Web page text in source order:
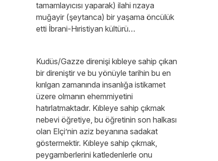
tamamlayıcısı yaparak) ilahi rızaya
muğayir (şeytanca) bir yaşama öncülük
etti İbrani-Hıristiyan kültürü…
Kudüs/Gazze direnişi kıbleye sahip çıkan
bir direniştir ve bu yönüyle tarihin bu en
kırılgan zamanında insanlığa istikamet
üzere olmanın ehemmiyetini
hatırlatmaktadır. Kıbleye sahip çıkmak
nebevi öğretiye, bu öğretinin son halkası
olan Elçi’nin aziz beyanına sadakat
göstermektir. Kıbleye sahip çıkmak,
peygamberlerini katledenlerle onu